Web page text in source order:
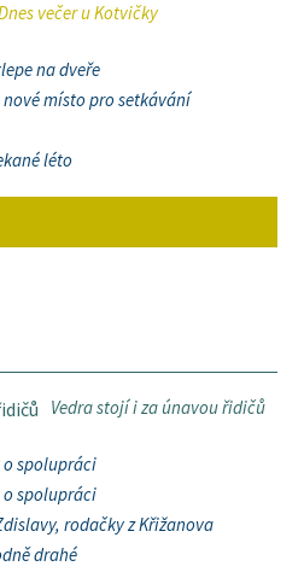
večer u Kotvičky
na dveře
místo pro setkávání
léto
Vedra stojí i za únavou řidičů
spolupráci
spolupráci
rodačky z Křižanova
drahé